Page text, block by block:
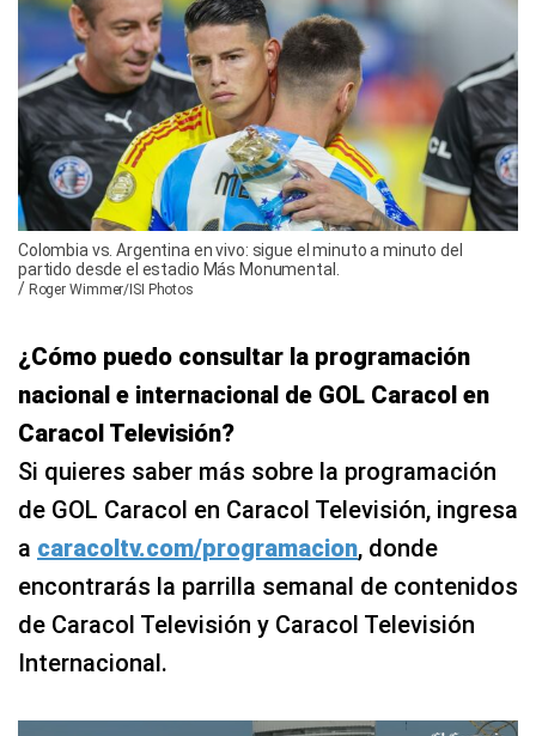
Colombia vs. Argentina en vivo: sigue el minuto a minuto del
partido desde el estadio Más Monumental.
/ Roger Wimmer/ISI Photos
¿Cómo puedo consultar la programación
nacional e internacional de GOL Caracol en
Caracol Televisión?
Si quieres saber más sobre la programación
de GOL Caracol en Caracol Televisión, ingresa
a caracoltv.com/programacion, donde
encontrarás la parrilla semanal de contenidos
de Caracol Televisión y Caracol Televisión
Internacional.